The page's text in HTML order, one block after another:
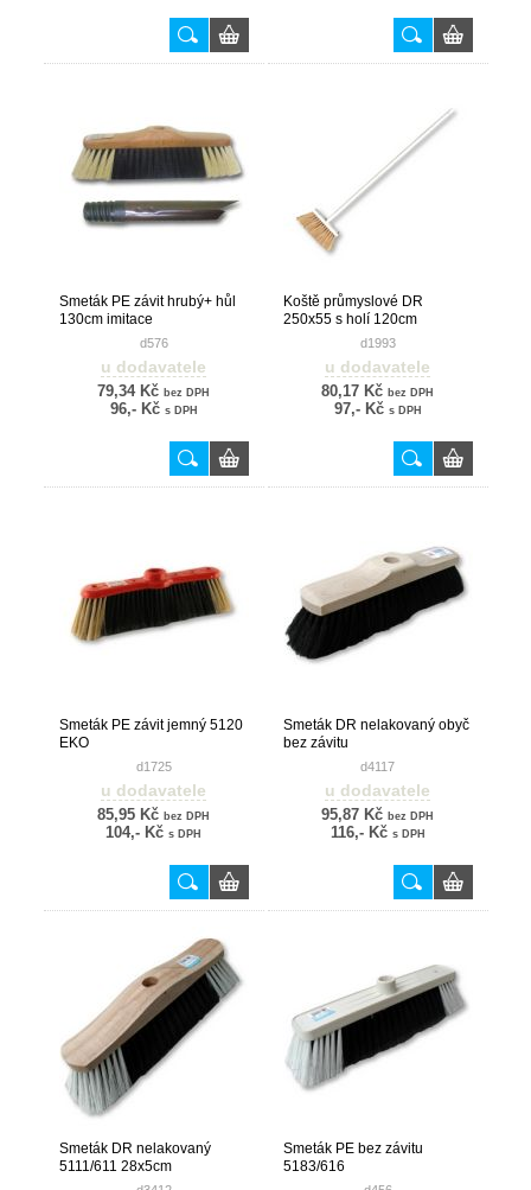
Smeták PE závit hrubý+ hůl
130cm imitace
d576
u dodavatele
79,34 Kč bez DPH
96,- Kč s DPH
Koště průmyslové DR
250x55 s holí 120cm
d1993
u dodavatele
80,17 Kč bez DPH
97,- Kč s DPH
Smeták PE závit jemný 5120
EKO
d1725
u dodavatele
85,95 Kč bez DPH
104,- Kč s DPH
Smeták DR nelakovaný obyč
bez závitu
d4117
u dodavatele
95,87 Kč bez DPH
116,- Kč s DPH
Smeták DR nelakovaný
5111/611 28x5cm
Smeták PE bez závitu
5183/616